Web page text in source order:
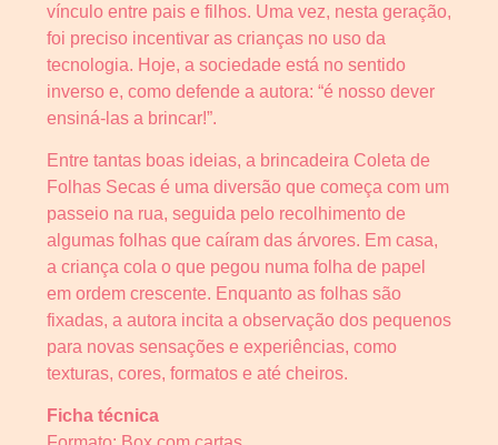
vínculo entre pais e filhos. Uma vez, nesta geração,
foi preciso incentivar as crianças no uso da
tecnologia. Hoje, a sociedade está no sentido
inverso e, como defende a autora: “é nosso dever
ensiná-las a brincar!”.
Entre tantas boas ideias, a brincadeira Coleta de
Folhas Secas é uma diversão que começa com um
passeio na rua, seguida pelo recolhimento de
algumas folhas que caíram das árvores. Em casa,
a criança cola o que pegou numa folha de papel
em ordem crescente. Enquanto as folhas são
fixadas, a autora incita a observação dos pequenos
para novas sensações e experiências, como
texturas, cores, formatos e até cheiros.
Ficha técnica